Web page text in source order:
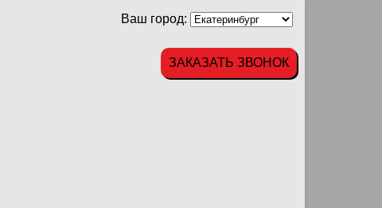
ЗАКАЗАТЬ ЗВОНОК
Ваш город: